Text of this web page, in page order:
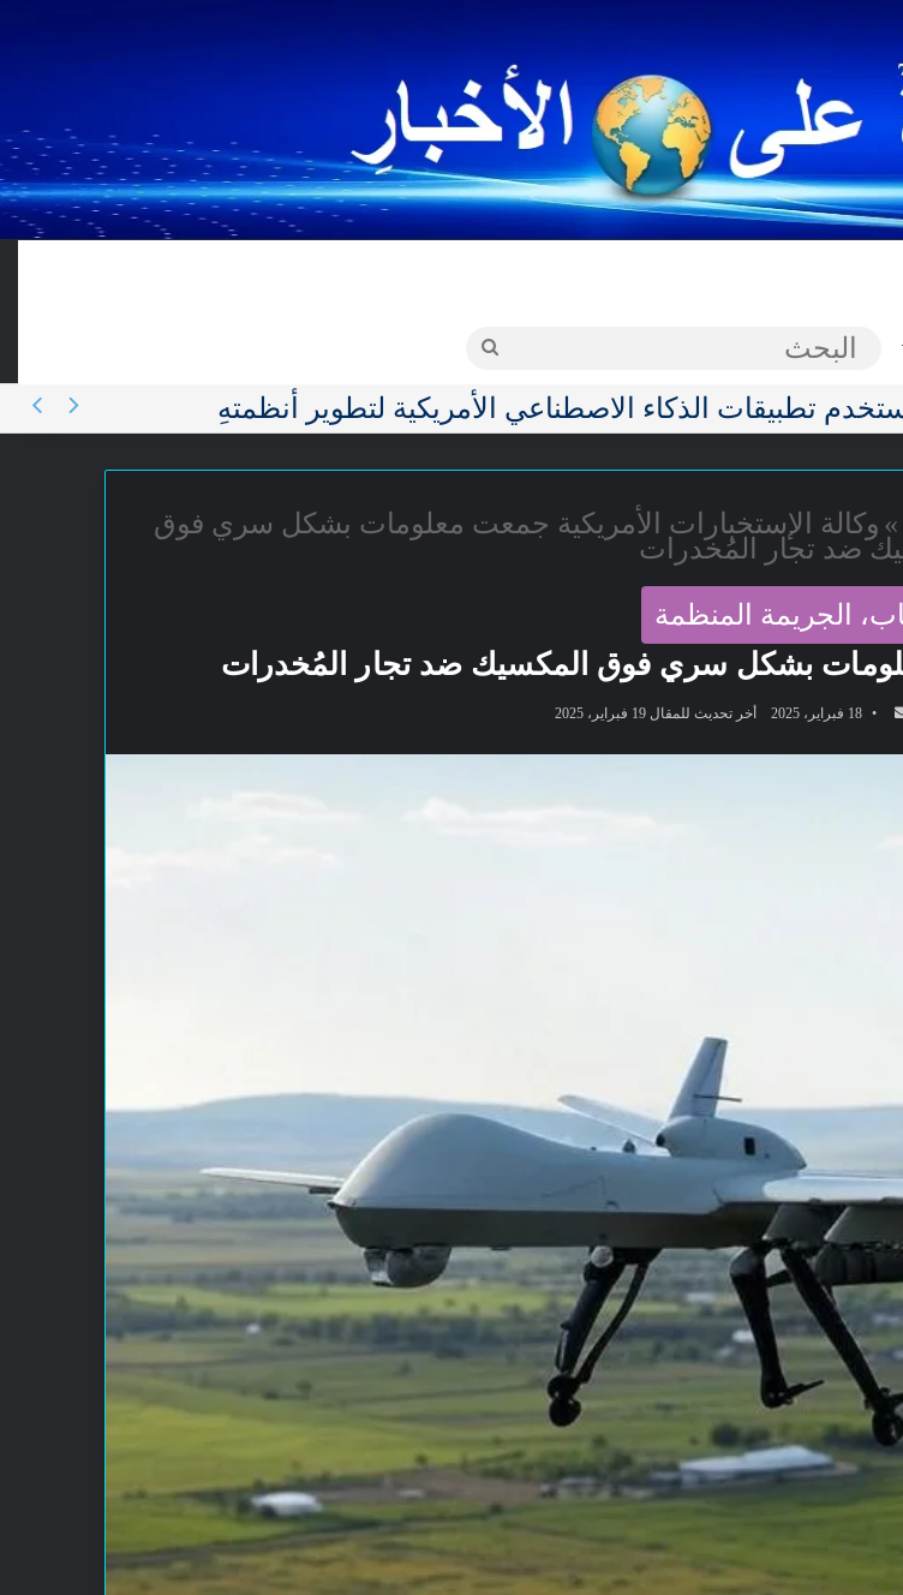
الوضع المظلم البحث
ضَررًا طَويل الأمَد للدماغ
» وكالة الإستخبارات الأمريكية جمعت معلومات بشكل سري فوق
ضد تجار المُخدرات
الجريمة المنظمة
بشكل سري فوق المكسيك ضد تجار المُخدرات
أرسل 18 فبراير، 2025 أخر تحديث للمقال 19 فبراير، 2025